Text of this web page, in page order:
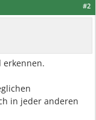
#2
erkennen.
in jeder anderen